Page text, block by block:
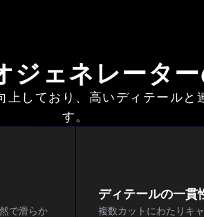
ジェネレータ
しており、高いディテール
す。
で滑らか
ディテールの一貫
複数カットにわたりキ